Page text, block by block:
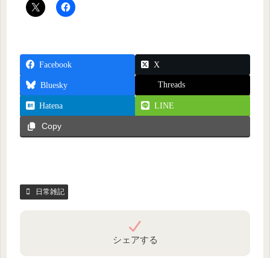
Facebook X
Bluesky Threads
Hatena LINE
Copy
日常雑記
シェアする